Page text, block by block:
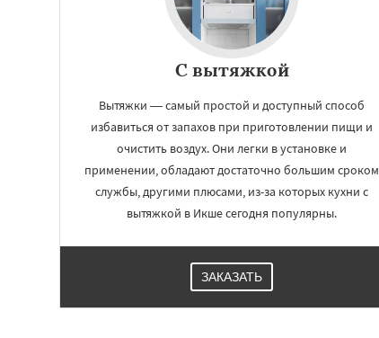
С вытяжкой
Вытяжки — самый простой и доступный способ
избавиться от запахов при приготовлении пищи и
очистить воздух. Они легки в установке и
применении, обладают достаточно большим сроком
службы, другими плюсами, из-за которых кухни с
вытяжкой в Икше сегодня популярны.
ЗАКАЗАТЬ